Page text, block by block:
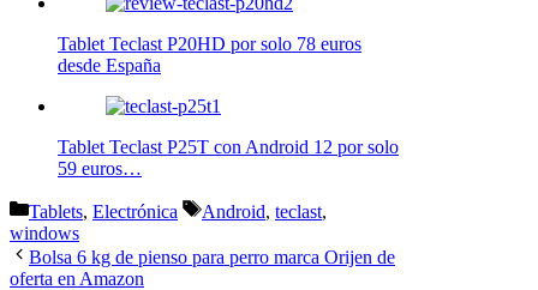
Tablet Teclast P20HD por solo 78 euros
desde España
Tablet Teclast P25T con Android 12 por solo
59 euros…
Categorías
Tablets, Electrónica Etiquetas
Android, teclast,
windows
Bolsa 6 kg de pienso para perro marca Orijen de
oferta en Amazon